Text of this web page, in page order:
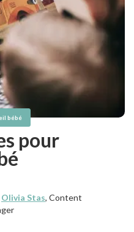
bébé
pour
Olivia Stas, Content